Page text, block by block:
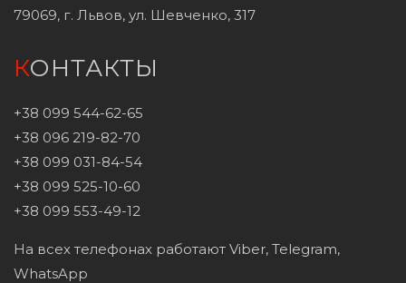
79069, г. Львов, ул. Шевченко, 317
КОНТАКТЫ
+38 099 544-62-65
+38 096 219-82-70
+38 099 031-84-54
+38 099 525-10-60
+38 099 553-49-12
На всех телефонах работают Viber, Telegram,
WhatsApp